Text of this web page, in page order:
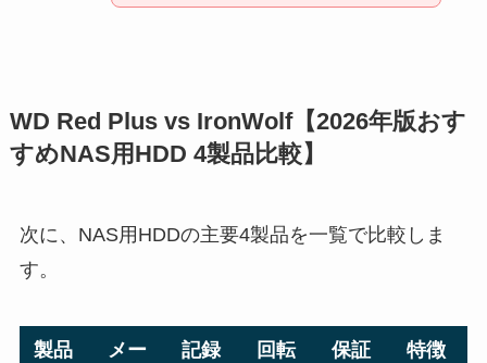
WD Red Plus vs IronWolf【2026年版おす
すめNAS用HDD 4製品比較】
次に、NAS用HDDの主要4製品を一覧で比較しま
す。
製品
メー
記録
回転
保証
特徴